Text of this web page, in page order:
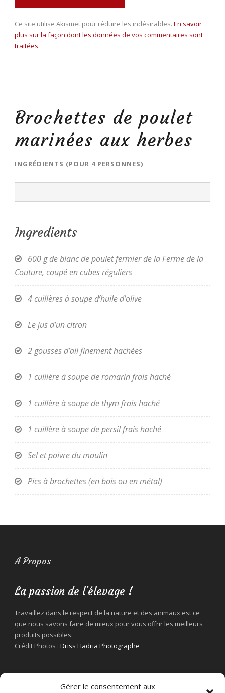
Gérer le consentement aux
Ce site utilise Akismet pour réduire les indésirables. En savoir
plus sur la façon dont les données de vos commentaires sont
traitées.
Brochettes de poulet
marinées aux herbes
INGRÉDIENTS (POUR 4 PERSONNES)
Ingredients
600 g de blanc de poulet fermier de la Ferme de la
Couture, coupé en cubes réguliers
4 cuillères à soupe d’huile d’olive
Le jus d’un citron
2 gousses d’ail finement hachées
1 cuillère à soupe de romarin frais haché
1 cuillère à soupe de thym frais haché
1 cuillère à soupe de persil frais haché
Sel et poivre du moulin
Pics à brochettes (en bois ou en métal)
A Propos
La passion de l'élevage !
Travaillez dans le respect de la nature et des animaux est ce
que nous savons faire de mieux pour vous offrir les meilleurs
produits possibles.
Crédit Photos : Driss Hadria Photographe